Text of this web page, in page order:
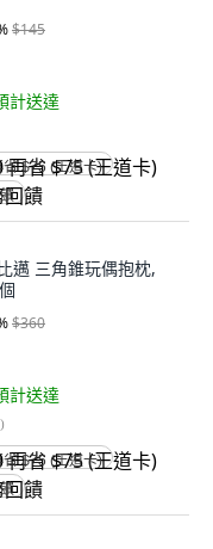
$145
計送達
$75 (王道卡)
邁 三角錐玩偶抱枕,
$360
計送達
)
$75 (王道卡)